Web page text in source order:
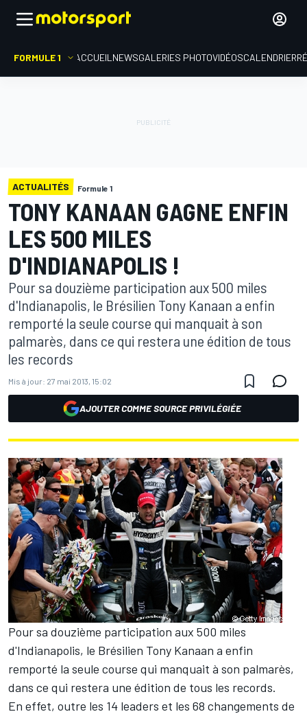
FORMULE 1 ACCUEIL NEWSGALERIES PHOTOVIDÉOSCALENDRIER
ACTUALITÉS Formule 1
TONY KANAAN GAGNE ENFIN
LES 500 MILES
D'INDIANAPOLIS !
Pour sa douzième participation aux 500 miles
d'Indianapolis, le Brésilien Tony Kanaan a enfin
remporté la seule course qui manquait à son
palmarès, dans ce qui restera une édition de tous
les records
Mis à jour: 27 mai 2013, 15:02
AJOUTER COMME SOURCE PRIVILÉGIÉE
Pour sa douzième participation aux 500 miles
d'Indianapolis, le Brésilien Tony Kanaan a enfin
remporté la seule course qui manquait à son palmarès,
dans ce qui restera une édition de tous les records.
En effet, outre les 14 leaders et les 68 changements de